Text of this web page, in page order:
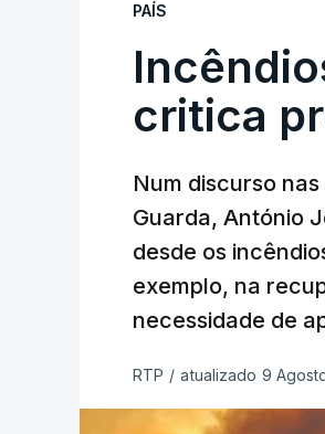
PAÍS
critica
Num discurso
Guarda, António
desde os
exemplo, na
necessidade de
RTP / atualizado 9